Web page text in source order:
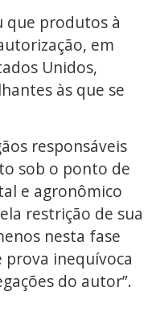
que produtos à
em
Unidos,
às que se
responsáveis
sob o ponto de
e agronômico
restrição de sua
nesta fase
prova inequívoca
do autor”.